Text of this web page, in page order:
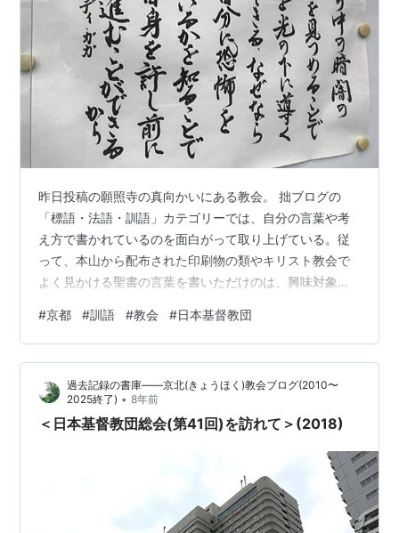
昨日投稿の願照寺の真向かいにある教会。 拙ブログの
「標語・法語・訓語」カテゴリーでは、自分の言葉や考
え方で書かれているのを面白がって取り上げている。従
って、本山から配布された印刷物の類やキリスト教会で
よく見かける聖書の言葉を書いただけのは、興味対象の
から聖書の言葉を掲示してあったが、今年からこの様な
形式に変更になったようである。お向かいのお寺に触発
されたのだとしたら、個人的には大変うれしいことであ
る（多くの人には全く関係ない話だとは思う
が、、、）。
#京都 #訓語 #教会 #日本基督教団
過去記録の書庫——京北(きょうほく)教会ブログ(2010〜
2025終了) • 8年前
＜日本基督教団総会(第41回)を訪れて＞(2018)